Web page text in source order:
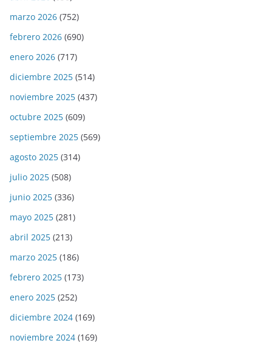
marzo 2026 (752)
febrero 2026 (690)
enero 2026 (717)
diciembre 2025 (514)
noviembre 2025 (437)
octubre 2025 (609)
septiembre 2025 (569)
agosto 2025 (314)
julio 2025 (508)
junio 2025 (336)
mayo 2025 (281)
abril 2025 (213)
marzo 2025 (186)
febrero 2025 (173)
enero 2025 (252)
diciembre 2024 (169)
noviembre 2024 (169)